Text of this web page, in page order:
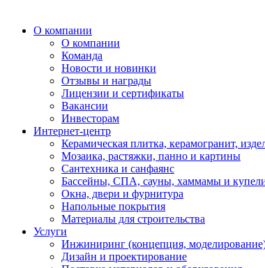
О компании
О компании
Команда
Новости и новинки
Отзывы и награды
Лицензии и сертификаты
Вакансии
Инвесторам
Интернет-центр
Керамическая плитка, керамогранит,
Мозаика, растяжки, панно и картины
Сантехника и санфаянс
Бассейны, СПА, сауны, хаммамы и
Окна, двери и фурнитура
Напольные покрытия
Материалы для строительства
Услуги
Инжиниринг (концепция,
Дизайн и проектирование